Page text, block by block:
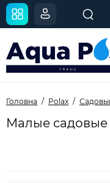
Головна Polax
Малые садовые